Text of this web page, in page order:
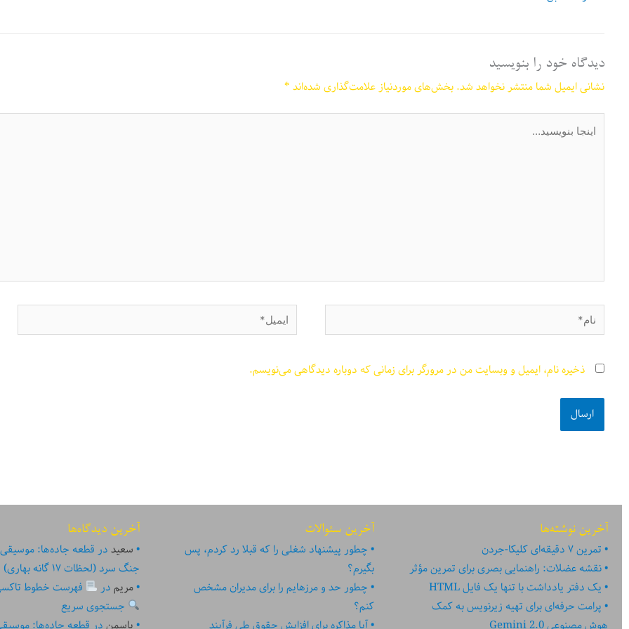
دیدگاه‌ خود را بنویسید
نشانی ایمیل شما منتشر نخواهد شد.بخش‌های موردنیاز علامت‌گذاری شده‌اند*
بنویسید…
نام* ایمیل*
ذخیره نام، ایمیل و وبسایت من در مرورگر برای زمانی که دوباره دیدگاهی می‌نویسم.
آخرین نوشته‌ها
تمرین ۷ دقیقه‌ای کلیکا-جردن
نقشه عضلات: راهنمایی بصری برای تمرین مؤثر
یک دفتر یادداشت با تنها یک فایل HTML
پرامت حرفه‌ای برای تهیه زیرنویس به کمک
هوش مصنوعی Gemini 2.0
آخرین سئوالات
چطور پیشنهاد شغلی را که قبلا رد کردم، پس
بگیرم؟
چطور حد و مرزهایم را برای مدیران مشخص
کنم؟
آیا مذاکره برای افزایش حقوق طی فرآیند
آخرین دیدگاه‌ها
سعیددرقطعه جاده‌ها:
جنگ سرد (لحظات ۱۷ گانه بهاری)
مریمدر
فهرست خطوط تاکسی
جستجوی سریع
یاسمندر قطعه جاده‌ها: